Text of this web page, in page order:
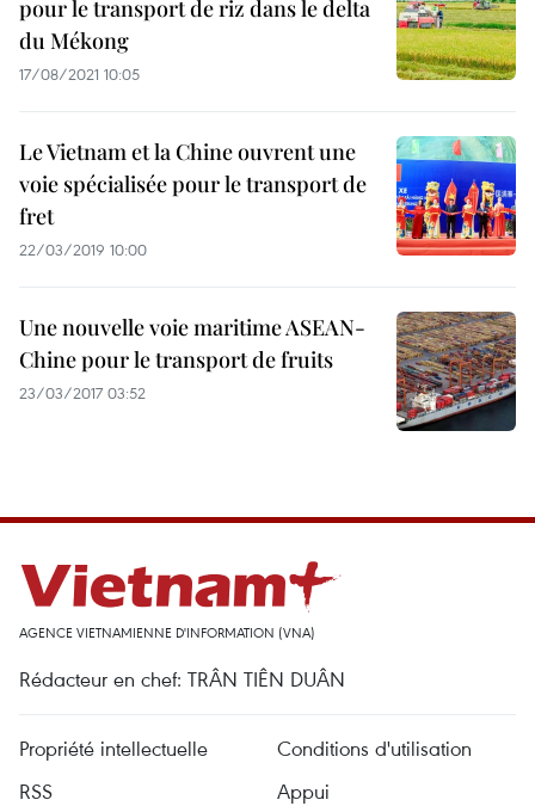
pour le transport de riz dans le delta
du Mékong
17/08/2021 10:05
Le Vietnam et la Chine ouvrent une
voie spécialisée pour le transport de
fret
22/03/2019 10:00
Une nouvelle voie maritime ASEAN-
Chine pour le transport de fruits
23/03/2017 03:52
AGENCE VIETNAMIENNE D'INFORMATION (VNA)
Rédacteur en chef: TRÂN TIÊN DUÂN
Propriété intellectuelle
Conditions d'utilisation
RSS
Appui